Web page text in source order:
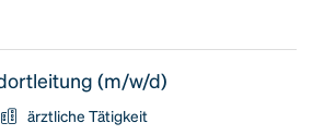
(m/w/d)
ärztliche Tätigkeit